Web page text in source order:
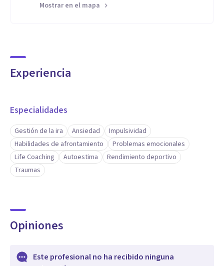
Mostrar en el mapa
Experiencia
Especialidades
Gestión de la ira Ansiedad
Impulsividad
Habilidades de afrontamiento
Problemas emocionales
Life Coaching
Autoestima
Rendimiento deportivo
Traumas
Opiniones
Este profesional no ha recibido ninguna